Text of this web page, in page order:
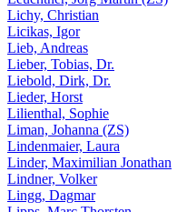
Lichy, Christian
Licikas, Igor
Lieb, Andreas
Lieber, Tobias, Dr.
Liebold, Dirk, Dr.
Lieder, Horst
Lilienthal, Sophie
Liman, Johanna (ZS)
Lindenmaier, Laura
Linder, Maximilian Jonathan
Lindner, Volker
Lingg, Dagmar